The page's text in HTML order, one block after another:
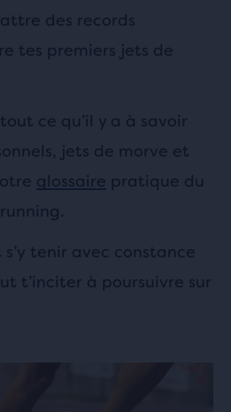
des records
tes premiers jets de
ce qu’il y a à savoir
jets de morve et
glossaire pratique du
tenir avec constance
t’inciter à poursuivre sur